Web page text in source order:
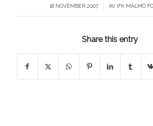
18 NOVEMBER 2007
/ AV IFK MALMÖ
Share this entry